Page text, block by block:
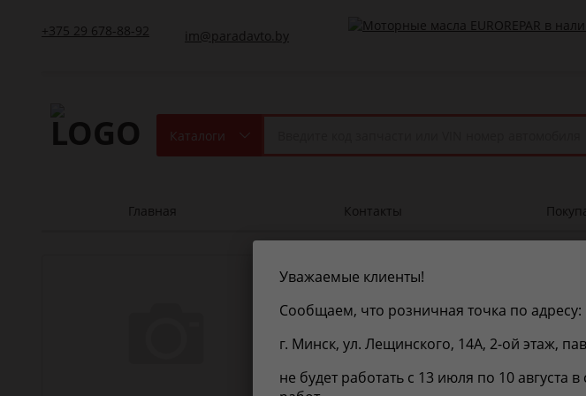
+375 29 678-88-92 im@paradavto.by
Каталоги
Главная Контакты
Уважаемые клиенты!
Сообщаем, что розничная точка по адресу:
г. Минск, ул. Лещинского, 14А, 2-ой этаж,
не будет работать с 13 июля по 10 августа